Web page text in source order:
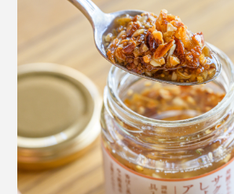
しょうゆを搾る前の「もろみ」も加
と、しょうゆと大豆の深い旨みがジ